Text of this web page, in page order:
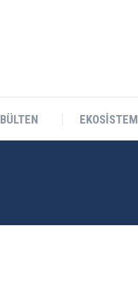
BÜLTEN EKOSİSTEM